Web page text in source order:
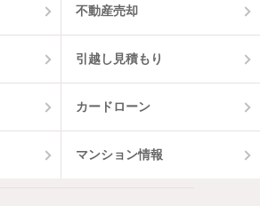
不動産売却
引越し見積もり
カードローン
マンション情報